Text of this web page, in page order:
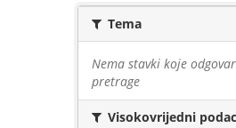
Tema
Nema stavki koje
pretrage
Visokovrijedni